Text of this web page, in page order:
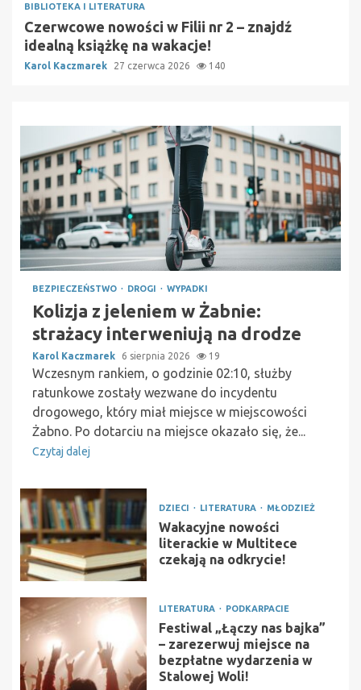
BIBLIOTEKA I LITERATURA
Czerwcowe nowości w Filii nr 2 – znajdź
idealną książkę na wakacje!
Karol Kaczmarek 27 czerwca 2026 140
BEZPIECZEŃSTWO DROGI WYPADKI
Kolizja z jeleniem w Żabnie:
strażacy interweniują na drodze
Karol Kaczmarek 6 sierpnia 2026 19
Wczesnym rankiem, o godzinie 02:10, służby
ratunkowe zostały wezwane do incydentu
drogowego, który miał miejsce w miejscowości
Żabno. Po dotarciu na miejsce okazało się, że...
Czytaj dalej
DZIECI LITERATURA MŁODZIEŻ
Wakacyjne nowości
literackie w Multitece
czekają na odkrycie!
LITERATURA PODKARPACIE
Festiwal „Łączy nas bajka”
– zarezerwuj miejsce na
bezpłatne wydarzenia w
Stalowej Woli!